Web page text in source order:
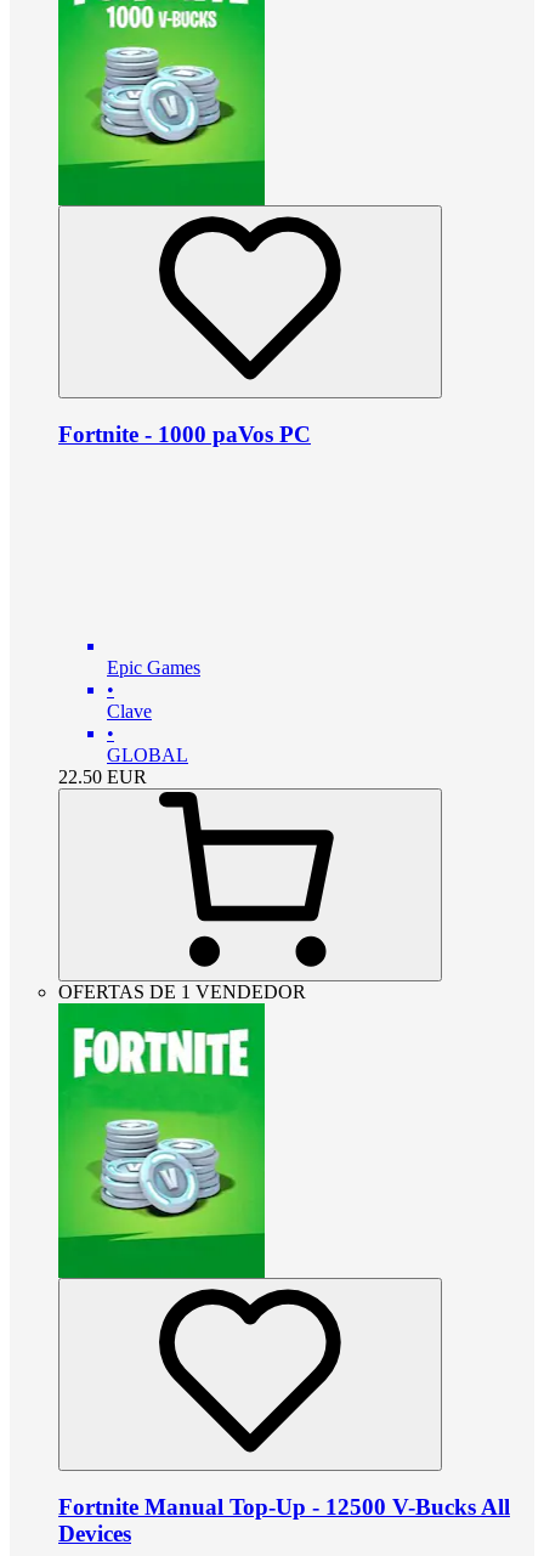
Fortnite - 1000 paVos PC
Epic Games
•
Clave
•
GLOBAL
22.50 EUR
OFERTAS DE 1 VENDEDOR
Fortnite Manual Top-Up - 12500 V-Bucks All
Devices